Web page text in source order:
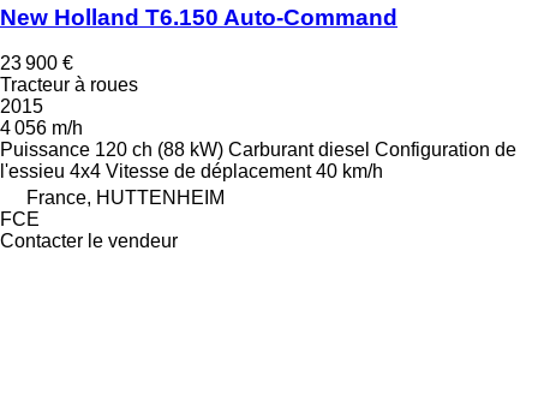
New Holland T6.150 Auto-Command
23 900 €
Tracteur à roues
2015
4 056 m/h
Puissance 120 ch (88 kW) Carburant diesel Configuration de
l'essieu 4x4 Vitesse de déplacement 40 km/h
France, HUTTENHEIM
FCE
Contacter le vendeur